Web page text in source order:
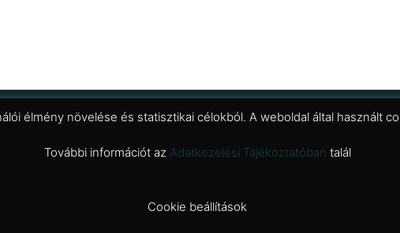
élmény növelése és statisztikai célokból. A weboldal által használt
További információt az Adatkezelési Tájékoztatóban talál
Cookie beállítások